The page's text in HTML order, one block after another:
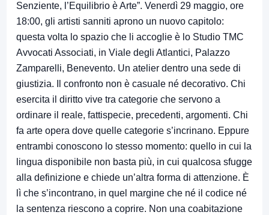
Senziente, l’Equilibrio è Arte”. Venerdì 29 maggio, ore
18:00, gli artisti sanniti aprono un nuovo capitolo:
questa volta lo spazio che li accoglie è lo Studio TMC
Avvocati Associati, in Viale degli Atlantici, Palazzo
Zamparelli, Benevento. Un atelier dentro una sede di
giustizia. Il confronto non è casuale né decorativo. Chi
esercita il diritto vive tra categorie che servono a
ordinare il reale, fattispecie, precedenti, argomenti. Chi
fa arte opera dove quelle categorie s’incrinano. Eppure
entrambi conoscono lo stesso momento: quello in cui la
lingua disponibile non basta più, in cui qualcosa sfugge
alla definizione e chiede un’altra forma di attenzione. È
lì che s’incontrano, in quel margine che né il codice né
la sentenza riescono a coprire. Non una coabitazione